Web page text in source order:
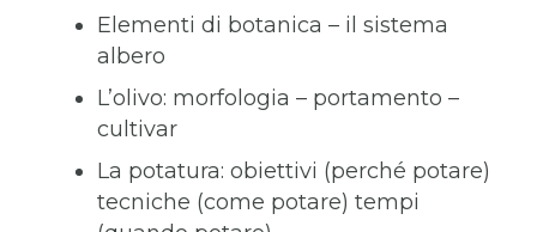
Elementi di botanica – il sistema
albero
L’olivo: morfologia – portamento –
cultivar
La potatura: obiettivi (perché potare)
tecniche (come potare) tempi